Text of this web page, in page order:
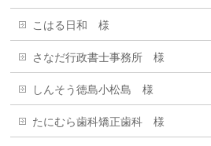
こはる日和 様
さなだ行政書士事務所 様
しんそう徳島小松島 様
たにむら歯科矯正歯科 様